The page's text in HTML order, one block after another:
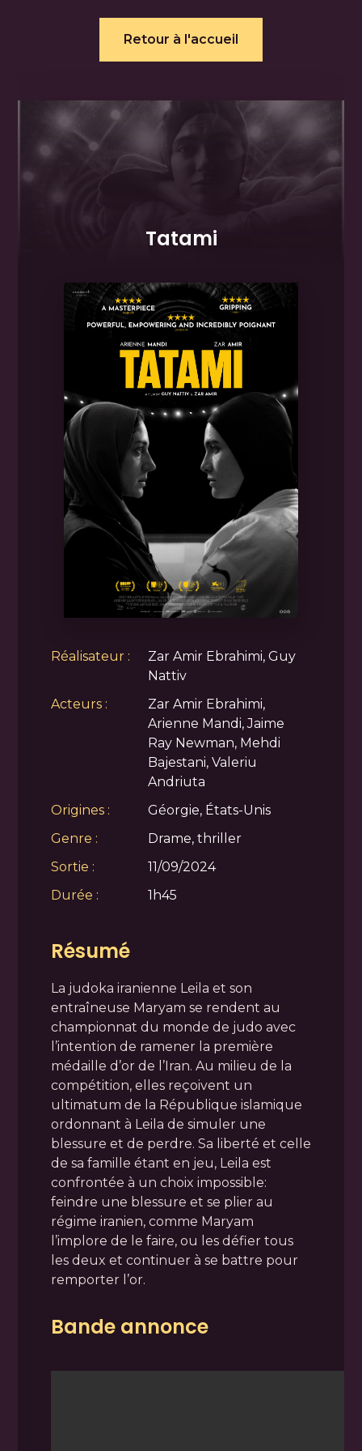
Retour à l'accueil
Tatami
Réalisateur :
Zar Amir Ebrahimi, Guy
Nattiv
Acteurs :
Zar Amir Ebrahimi,
Arienne Mandi, Jaime
Ray Newman, Mehdi
Bajestani, Valeriu
Andriuta
Origines :
Géorgie, États-Unis
Genre :
Drame, thriller
Sortie :
11/09/2024
Durée :
1h45
Résumé
La judoka iranienne Leila et son
entraîneuse Maryam se rendent au
championnat du monde de judo avec
l’intention de ramener la première
médaille d’or de l’Iran. Au milieu de la
compétition, elles reçoivent un
ultimatum de la République islamique
ordonnant à Leila de simuler une
blessure et de perdre. Sa liberté et celle
de sa famille étant en jeu, Leila est
confrontée à un choix impossible:
feindre une blessure et se plier au
régime iranien, comme Maryam
l’implore de le faire, ou les défier tous
les deux et continuer à se battre pour
remporter l’or.
Bande annonce